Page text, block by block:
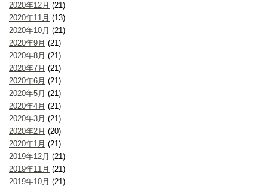
2020年12月 (21)
2020年11月 (13)
2020年10月 (21)
2020年9月 (21)
2020年8月 (21)
2020年7月 (21)
2020年6月 (21)
2020年5月 (21)
2020年4月 (21)
2020年3月 (21)
2020年2月 (20)
2020年1月 (21)
2019年12月 (21)
2019年11月 (21)
2019年10月 (21)